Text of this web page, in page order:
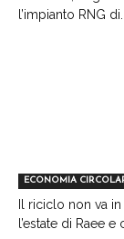
l’impianto RNG di...
ECONOMIA
Il riciclo non va in
l’estate di Raee e